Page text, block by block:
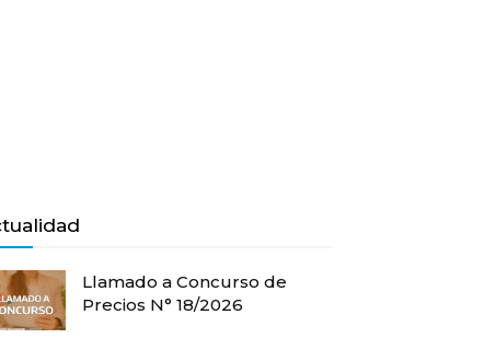
Llamado a Concurso de
Precios N° 18/2026